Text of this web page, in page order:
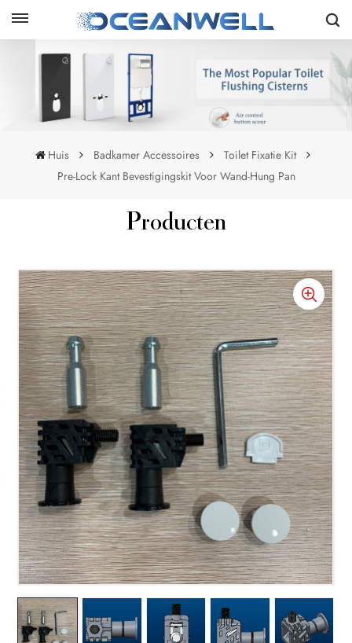
Huis Badkamer Accessoires
Toilet Fixatie Kit
Pre-Lock Kant Bevestigingskit Voor Wand-Hung Pan
Producten